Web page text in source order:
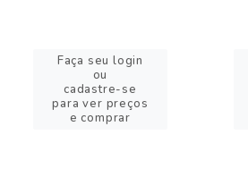
Faça seu login
ou
cadastre-se
para ver preços
e comprar